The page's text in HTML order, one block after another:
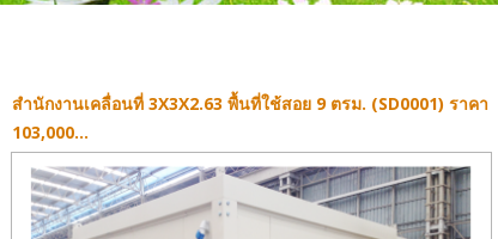
สำนักงานเคลื่อนที่ 3X3X2.63 พื้นที่ใช้สอย 9 ตรม. (SD0001) ราคา
103,000...